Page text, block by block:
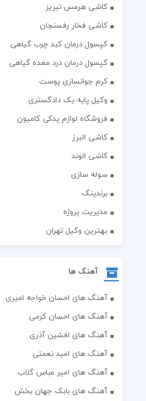
کاشی هرمس تبریز
کاشی فخار رفسنجان
کپسول درمان کبد چرب گیاهی
کپسول درمان درد معده گیاهی
کرم جوانسازی پوست
وکیل پایه یک دادگستری
فروشگاه لوازم یدکی کامیون
کاشی البرز
کاشی الوند
سوله سازی
برندینگ
مدیریت پروژه
بهترین وکیل تهران
آهنگ ها
آهنگ های احسان خواجه امیری
آهنگ های احسان کرمی
آهنگ های افشین آذری
آهنگ های امید نعمتی
آهنگ های امیر عباس گلاب
آهنگ های بابک جهان بخش